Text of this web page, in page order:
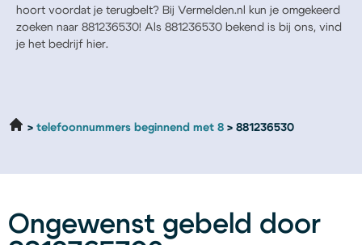
hoort voordat je terugbelt? Bij Vermelden.nl kun je omgekeerd
zoeken naar 881236530! Als 881236530 bekend is bij ons, vind
je het bedrijf hier.
telefoonnummers beginnend met 8 881236530
Ongewenst gebeld door